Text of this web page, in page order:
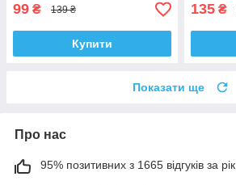
99 ₴ 139 ₴
Купити
135 ₴
Показати ще
Про нас
95% позитивних з 1665 відгуків за рік